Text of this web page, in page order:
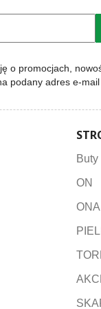
o promocjach,
podany adres e-mail
ON
ONA